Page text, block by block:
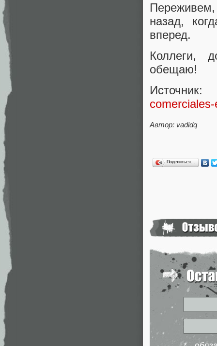
назад,
вперед.
Коллеги,
обещаю!
Автор: vadidq
Поделиться…